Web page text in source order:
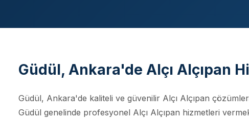
Güdül, Ankara'de Alçı Alçıpan
Güdül, Ankara'de kaliteli ve güvenilir Alçı Alçıpan
Güdül genelinde profesyonel Alçı Alçıpan hizmetleri